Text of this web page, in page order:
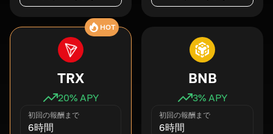
HOT
TRX
20% APY
初回の報酬まで
6時間
BNB
3% APY
初回の報酬まで
6時間